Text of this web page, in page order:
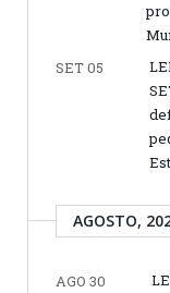
SET 05
AGOSTO,
AGO 30